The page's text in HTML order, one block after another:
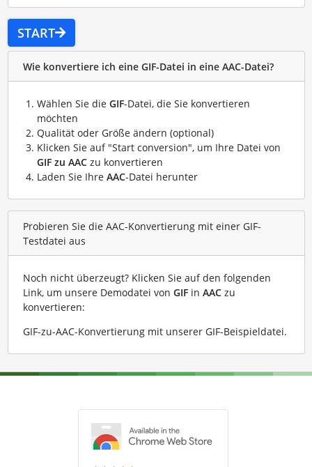
START
Wie konvertiere ich eine GIF-Datei in eine AAC-Datei?
Wählen Sie die GIF-Datei, die Sie konvertieren
möchten
Qualität oder Größe ändern (optional)
Klicken Sie auf "Start conversion", um Ihre Datei von
GIF zu AACzu konvertieren
Laden Sie Ihre AAC-Datei herunter
Probieren Sie die AAC-Konvertierung mit einer GIF-
Testdatei aus
Noch nicht überzeugt? Klicken Sie auf den folgenden
Link, um unsere Demodatei von GIFin AACzu
konvertieren:
GIF-zu-AAC-Konvertierung mit unserer GIF-Beispieldatei.